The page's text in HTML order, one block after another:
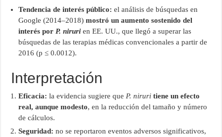
Tendencia de interés público: el análisis de búsquedas en
Google (2014–2018)mostró un aumento sostenido del
interés por P. niruri en EE. UU., que llegó a superar las
búsquedas de las terapias médicas convencionales a partir de
2016 (p ≤ 0.0012).
Interpretación
Eficacia: la evidencia sugiere que P. niruri tiene un efecto
real, aunque modesto, en la reducción del tamaño y número
de cálculos.
Seguridad: no se reportaron eventos adversos significativos,